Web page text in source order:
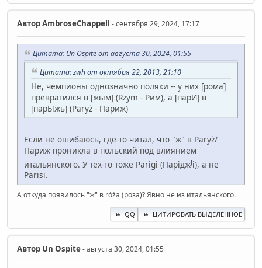
АвторAmbroseChappell - сентября 29, 2024, 17:17
Цитата: Un Ospite от августа 30, 2024, 01:55
Цитата: zwh от октября 22, 2013, 21:10
Не, чемпионы однозначно поляки -- у них [рома]
превратился в [жым] (Rzym - Рим), а [парИ] в
[парЫжь] (Paryż - Париж)
Если не ошибаюсь, где-то читал, что "ж" в Paryż/
Париж проникла в польский под влиянием
итальянского. У тех-то тоже Parigi (Паріджjі), а не
Parisi.
А откуда появилось "ж" в róża (роза)? Явно не из итальянского.
QQ ЦИТИРОВАТЬ ВЫДЕЛЕННОЕ
Автор Un Ospite- августа 30, 2024, 01:55